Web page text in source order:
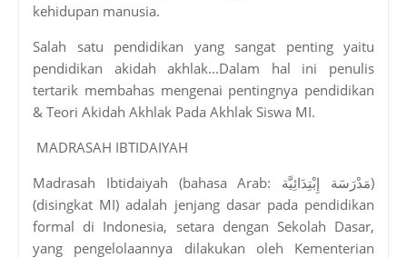
kehidupan manusia.
Salah satu pendidikan yang sangat penting yaitu
pendidikan akidah akhlak...Dalam hal ini penulis
tertarik membahas mengenai pentingnya pendidikan
& Teori Akidah Akhlak Pada Akhlak Siswa MI.
MADRASAH IBTIDAIYAH
Madrasah Ibtidaiyah (bahasa Arab: مَدْرَسَة إِبْتِدَائِيَّة‎)
(disingkat MI) adalah jenjang dasar pada pendidikan
formal di Indonesia, setara dengan Sekolah Dasar,
yang pengelolaannya dilakukan oleh Kementerian